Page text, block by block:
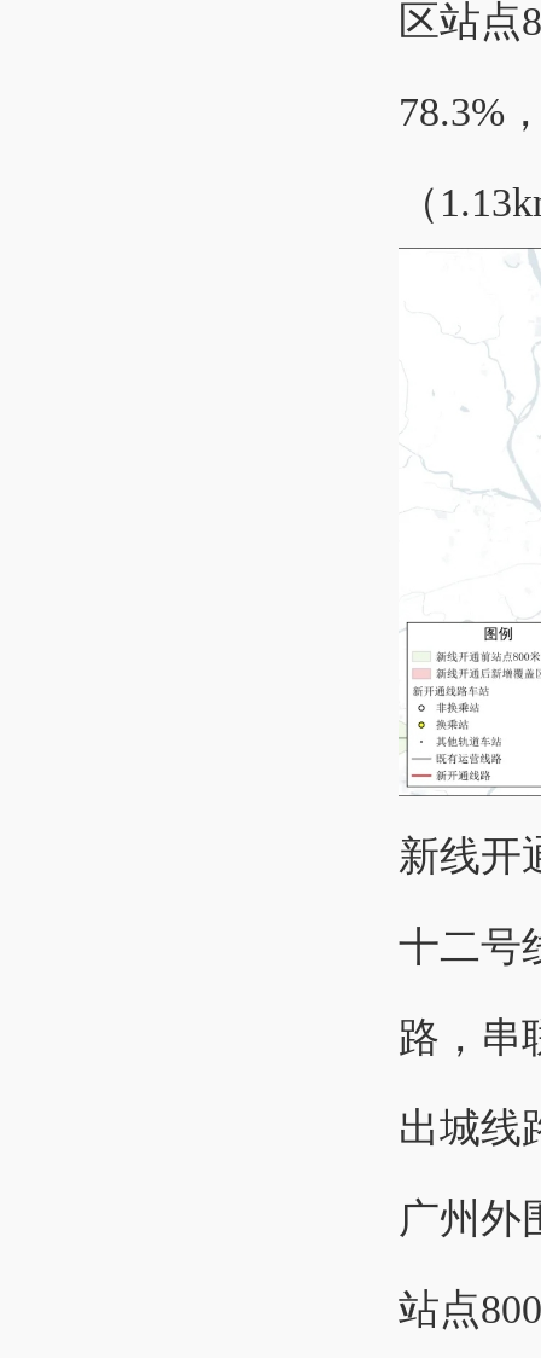
区站点
78.3%
（
新线开
十二号
路，串
出城线
广州外
站点